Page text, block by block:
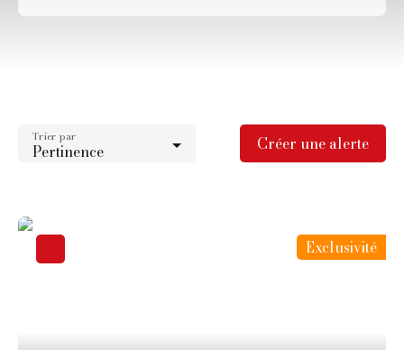
Collégien (77090)
Localisation
Surface min (m²)
Pertinence
Trier par Créer une alerte
Exclusivité